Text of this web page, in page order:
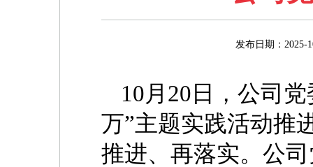
发布日期：
10月20日，公司
万”主题实践活动推
推进、再落实。公